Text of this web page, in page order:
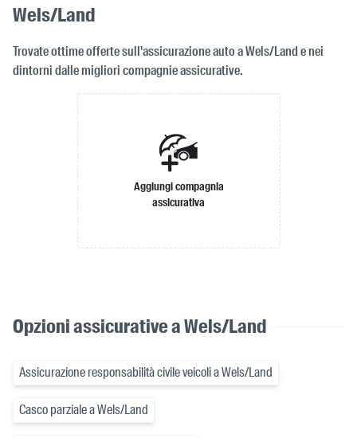
Wels/Land
Trovate ottime offerte sull'assicurazione auto a Wels/Land e nei
dintorni dalle migliori compagnie assicurative.
Aggiungi compagnia
assicurativa
Opzioni assicurative a Wels/Land
Assicurazione responsabilità civile veicoli a Wels/Land
Casco parziale a Wels/Land